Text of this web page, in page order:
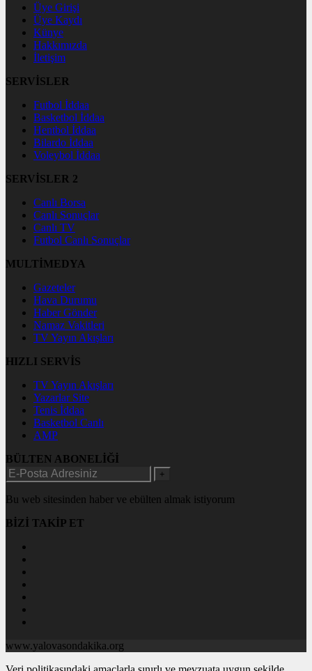
Üye Girişi
Üye Kaydı
Künye
Hakkımızda
İletişim
SERVİSLER
Futbol İddaa
Basketbol İddaa
Hentbol İddaa
Bilardo İddaa
Voleybol İddaa
SERVİSLER 2
Canlı Borsa
Canlı Sonuçlar
Canlı TV
Futbol Canlı Sonuçlar
MULTİMEDYA
Gazeteler
Hava Durumu
Haber Gönder
Namaz Vakitleri
TV Yayın Akışları
HIZLI SERVİS
TV Yayın Akışları
Yazarlar Site
Tenis İddaa
Basketbol Canlı
AMP
BÜLTEN ABONELİĞİ
+
Bu web sitesinden haber ve ebülten almak istiyorum
BİZİ TAKİP ET
www.yalovasondakika.org